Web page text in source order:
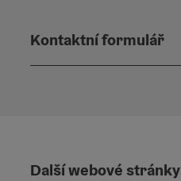
Kontaktní formulář
Další webové stránky